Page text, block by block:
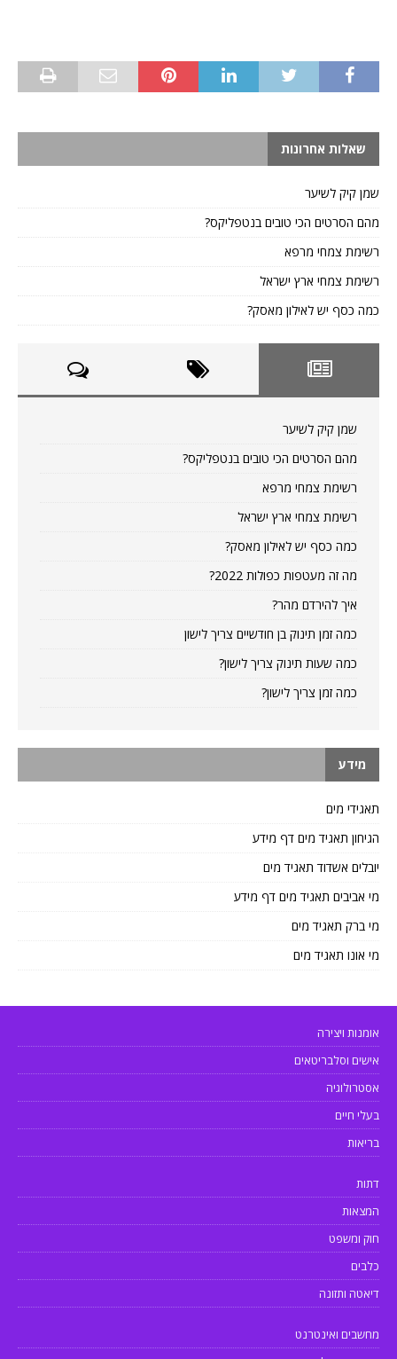
שאלות אחרונות
שמן קיק לשיער
מהם הסרטים הכי טובים בנטפליקס?
רשימת צמחי מרפא
רשימת צמחי ארץ ישראל
כמה כסף יש לאילון מאסק?
שמן קיק לשיער
מהם הסרטים הכי טובים בנטפליקס?
רשימת צמחי מרפא
רשימת צמחי ארץ ישראל
כמה כסף יש לאילון מאסק?
מה זה מעטפות כפולות 2022?
איך להירדם מהר?
כמה זמן תינוק בן חודשיים צריך לישון
כמה שעות תינוק צריך לישון?
כמה זמן צריך לישון?
מידע
תאגידי מים
הגיחון תאגיד מים דף מידע
יובלים אשדוד תאגיד מים
מי אביבים תאגיד מים דף מידע
מי ברק תאגיד מים
מי אונו תאגיד מים
אומנות ויצירה
אישים וסלבריטאים
אסטרולוגיה
בעלי חיים
בריאות
דתות
המצאות
חוק ומשפט
כלבים
דיאטה ותזונה
מחשבים ואינטרנט